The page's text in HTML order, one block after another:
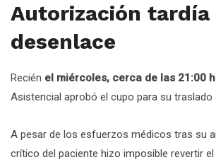
Autorización
desenlace
Recién el miércoles, cerca de las 21:00
Asistencial aprobó el cupo para su traslado
A pesar de los esfuerzos médicos tras su
crítico del paciente hizo imposible revertir el